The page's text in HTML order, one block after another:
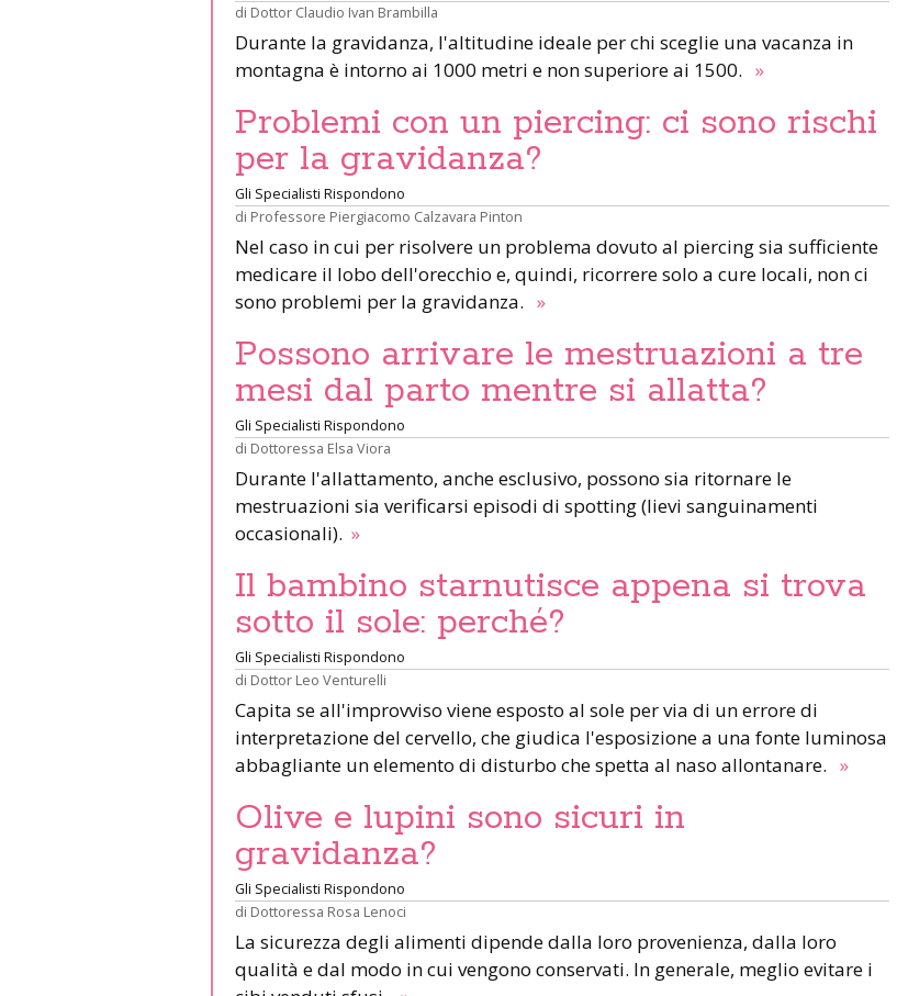
di Dottor Claudio Ivan Brambilla
Durante la gravidanza, l'altitudine ideale per chi sceglie una vacanza in
montagna è intorno ai 1000 metri e non superiore ai 1500. »
Problemi con un piercing: ci sono rischi
per la gravidanza?
Gli Specialisti Rispondono
di Professore Piergiacomo Calzavara Pinton
Nel caso in cui per risolvere un problema dovuto al piercing sia sufficiente
medicare il lobo dell'orecchio e, quindi, ricorrere solo a cure locali, non ci
sono problemi per la gravidanza. »
Possono arrivare le mestruazioni a tre
mesi dal parto mentre si allatta?
Gli Specialisti Rispondono
di Dottoressa Elsa Viora
Durante l'allattamento, anche esclusivo, possono sia ritornare le
mestruazioni sia verificarsi episodi di spotting (lievi sanguinamenti
occasionali). »
Il bambino starnutisce appena si trova
sotto il sole: perché?
Gli Specialisti Rispondono
di Dottor Leo Venturelli
Capita se all'improvviso viene esposto al sole per via di un errore di
interpretazione del cervello, che giudica l'esposizione a una fonte luminosa
abbagliante un elemento di disturbo che spetta al naso allontanare. »
Olive e lupini sono sicuri in
gravidanza?
Gli Specialisti Rispondono
di Dottoressa Rosa Lenoci
La sicurezza degli alimenti dipende dalla loro provenienza, dalla loro
qualità e dal modo in cui vengono conservati. In generale, meglio evitare i